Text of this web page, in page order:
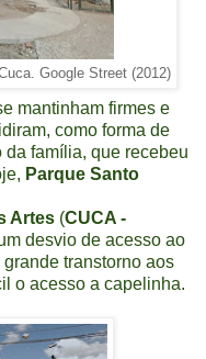
Google Street (2012)
mantinham firmes e
como forma de
da família, que recebeu
Parque Santo
Artes (CUCA -
desvio de acesso ao
transtorno aos
o acesso a capelinha.